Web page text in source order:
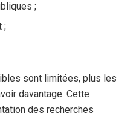
;
;
sont limitées, plus les
davantage. Cette
des recherches